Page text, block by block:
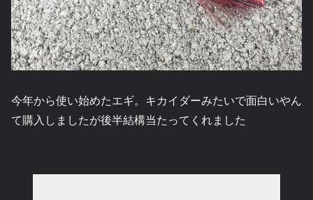
今年から使い始めたエギ。キカイダーみたいで面白いやん
て購入しましたが後半結構当たってくれました